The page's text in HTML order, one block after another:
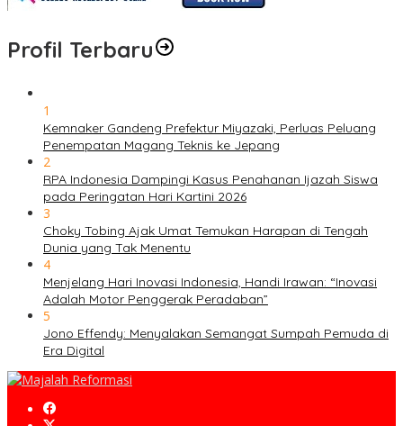
Profil Terbaru
1
Kemnaker Gandeng Prefektur Miyazaki, Perluas Peluang
Penempatan Magang Teknis ke Jepang
2
RPA Indonesia Dampingi Kasus Penahanan Ijazah Siswa
pada Peringatan Hari Kartini 2026
3
Choky Tobing Ajak Umat Temukan Harapan di Tengah
Dunia yang Tak Menentu
4
Menjelang Hari Inovasi Indonesia, Handi Irawan: “Inovasi
Adalah Motor Penggerak Peradaban”
5
Jono Effendy: Menyalakan Semangat Sumpah Pemuda di
Era Digital